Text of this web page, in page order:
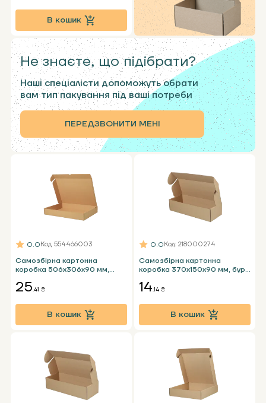
Не знаєте, що підібрати?
Наші спеціалісти допоможуть обрати
вам тип пакування під ваші потреби
ПЕРЕДЗВОНИТИ МЕНІ
В кошик
Самозбірна картонна
коробка 506х306х90 мм,
0.0Код: 554466003
25.41 ₴
В кошик
Самозбірна картонна
коробка 370х150х90 мм, бура
0.0Код: 218000274
14.14 ₴
В кошик